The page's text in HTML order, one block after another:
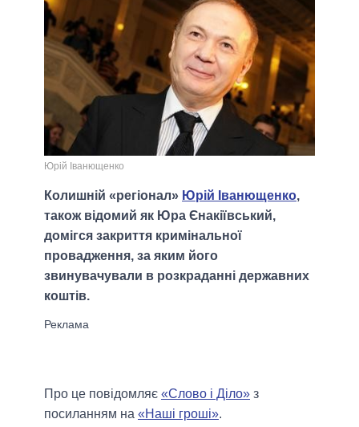
Юрій Іванющенко
Колишній «регіонал» Юрій Іванющенко,
також відомий як Юра Єнакіївський,
домігся закриття кримінальної
провадження, за яким його
звинувачували в розкраданні державних
коштів.
Про це повідомляє «Слово і Діло» з
посиланням на «Наші гроші».